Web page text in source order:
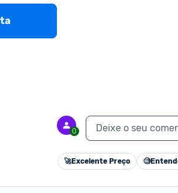
0 Deixe o seu
🚀Excelente Preço 🧐